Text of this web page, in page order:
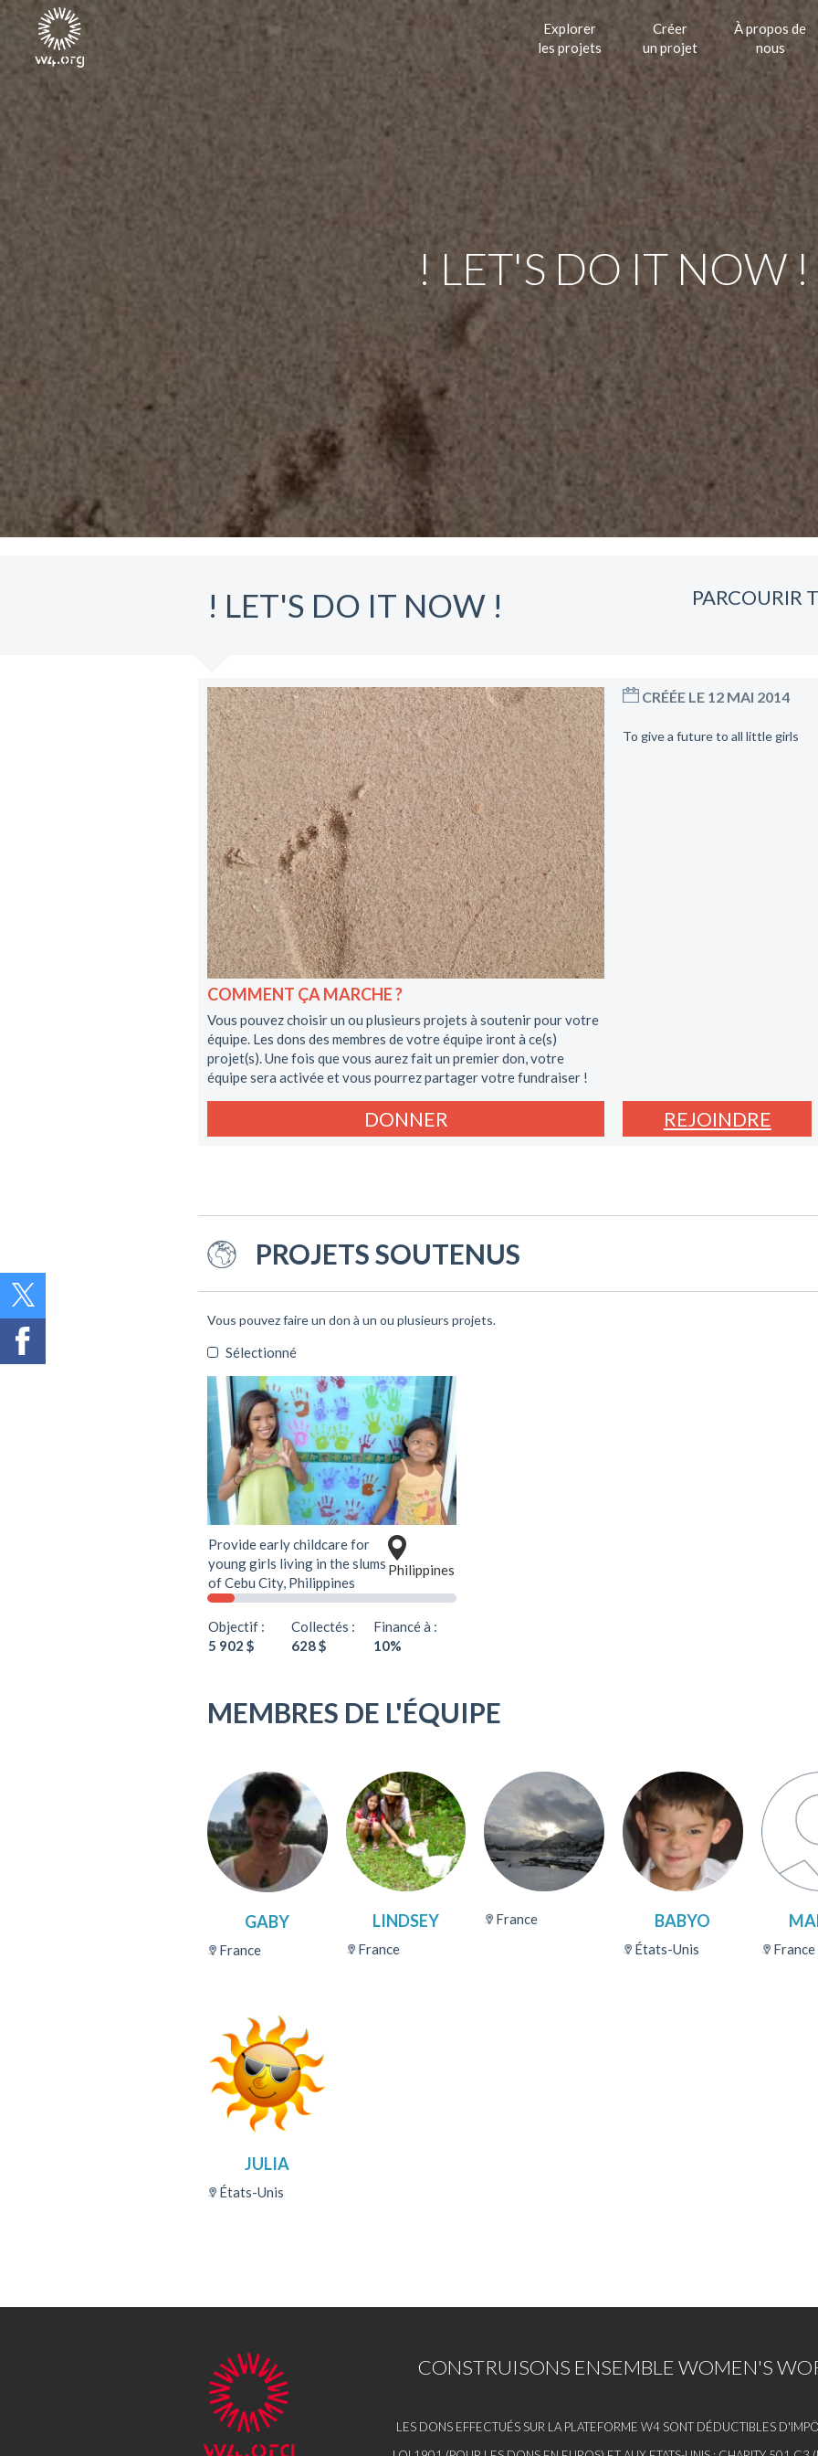
Explorer
les projets
Créer
un projet
À propos de
nous
! LET'S DO IT NOW !
! LET'S DO IT NOW ! PARCOURIR
COMMENT ÇA MARCHE ?
Vous pouvez choisir un ou plusieurs projets à soutenir pour votre
équipe. Les dons des membres de votre équipe iront à ce(s)
projet(s). Une fois que vous aurez fait un premier don, votre
équipe sera activée et vous pourrez partager votre fundraiser !
CRÉÉE LE 12 MAI 2014
To give a future to all little girls
DONNER REJOINDRE
PROJETS SOUTENUS
Vous pouvez faire un don à un ou plusieurs projets.
Sélectionné
Soutenir ce projet
Provide early childcare for
young girls living in the slums
of Cebu City, Philippines
Philippines
Objectif :
5 902 $
Collectés :
628 $
Financé à :
10%
MEMBRES DE L'ÉQUIPE
GABY
France
LINDSEY
France
France BABYO
États-Unis France
JULIA
États-Unis
CONSTRUISONS ENSEMBLE WOMEN'S
LES DONS EFFECTUÉS SUR LA PLATEFORME W4 SONT DÉDUCTIBLES